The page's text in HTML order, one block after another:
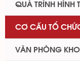
QUÁ TRÌNH HÌNH
CƠ CẤU TỔ
VĂN PHÒNG